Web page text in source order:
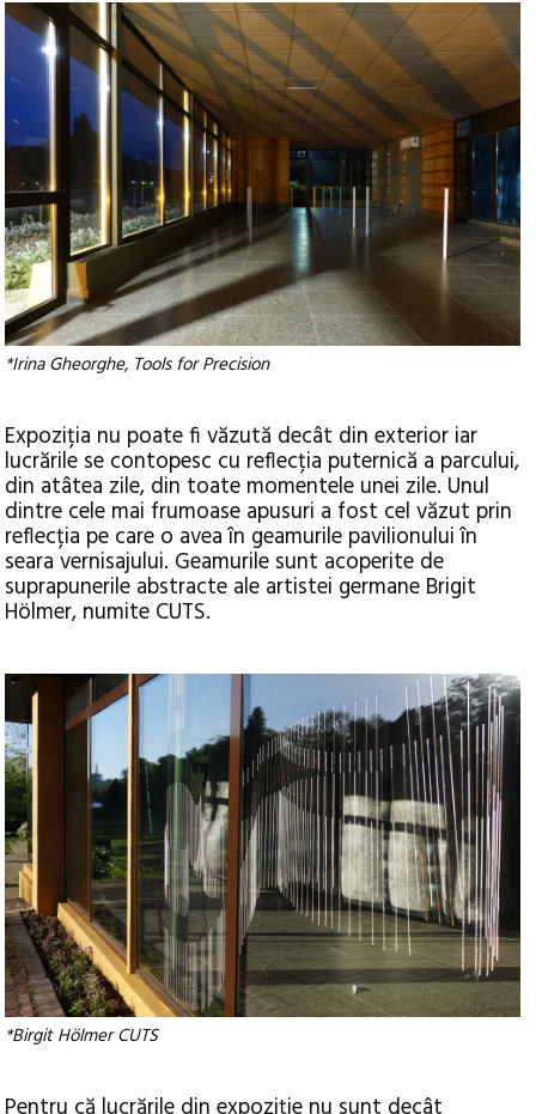
*Irina Gheorghe, Tools for Precision
Expoziția nu poate fi văzută decât din exterior iar
lucrările se contopesc cu reflecția puternică a parcului,
din atâtea zile, din toate momentele unei zile. Unul
dintre cele mai frumoase apusuri a fost cel văzut prin
reflecția pe care o avea în geamurile pavilionului în
seara vernisajului. Geamurile sunt acoperite de
suprapunerile abstracte ale artistei germane Brigit
Hölmer, numite CUTS.
*Birgit Hölmer CUTS